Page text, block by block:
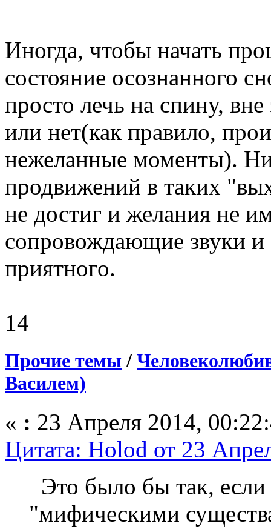
Иногда, чтобы начать
состояние осознанного
просто лечь на спину,
или нет(как правило,
нежеланные моменты).
продвижений в таких
не достиг и желания не
сопровождающие звуки и
приятного.
14
Прочие темы/
Василем)
« : 23 Апреля 2014,
Цитата: Holod от 23
Это было бы так,
"мифическими